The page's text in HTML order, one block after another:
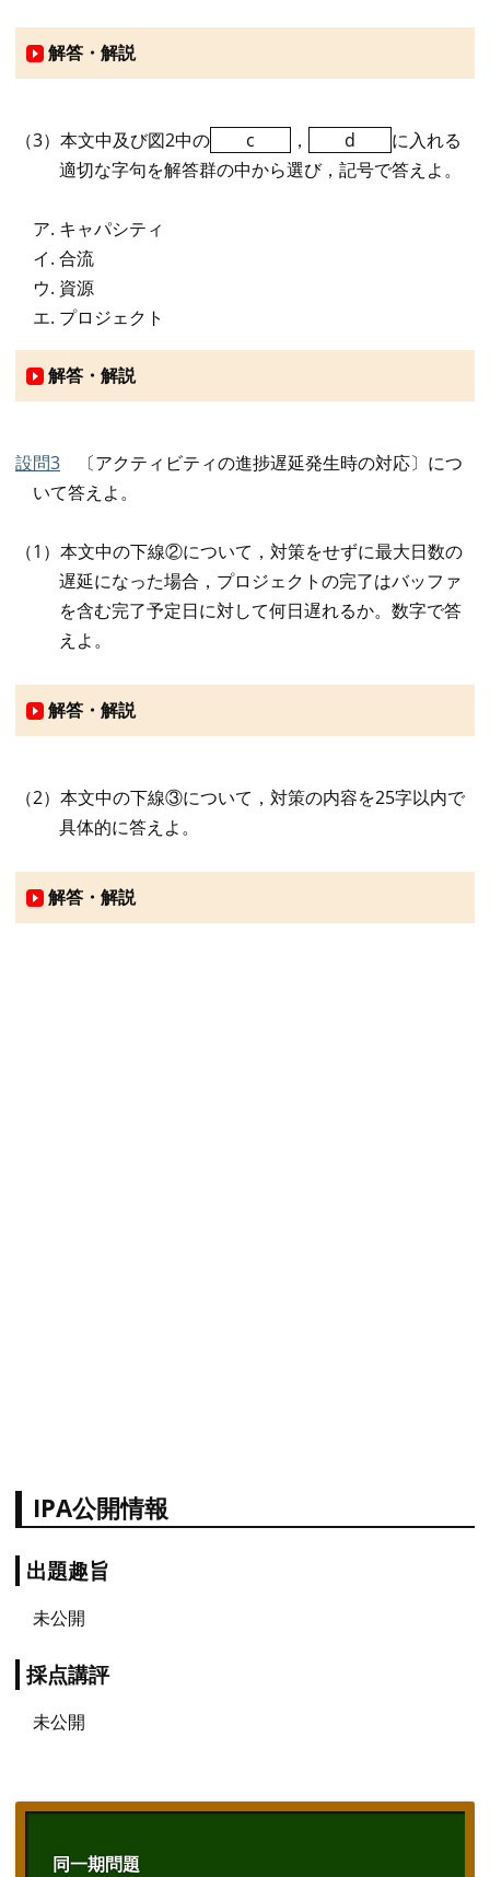
解答・解説
（3）本文中及び図2中の c ， d に入れる
適切な字句を解答群の中から選び，記号で答えよ。
キャパシティ
合流
資源
プロジェクト
解答・解説
設問3 〔アクティビティの進捗遅延発生時の対応〕につ
いて答えよ。
（1）本文中の下線②について，対策をせずに最大日数の
遅延になった場合，プロジェクトの完了はバッファ
を含む完了予定日に対して何日遅れるか。数字で答
えよ。
解答・解説
（2）本文中の下線③について，対策の内容を25字以内で
具体的に答えよ。
解答・解説
IPA公開情報
出題趣旨
未公開
採点講評
未公開
同一期問題